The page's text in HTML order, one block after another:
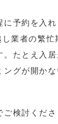
に予約を入
業者の繁忙
。たとえ入
ングが開か
検討くださ